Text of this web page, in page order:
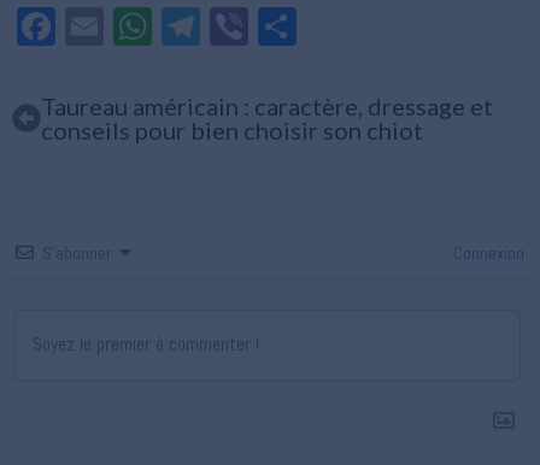
Facebook
EmailWhatsApp
Telegram
Viber
Taureau américain : caractère, dressage et
conseils pour bien choisir son chiot
S’abonner Connexion